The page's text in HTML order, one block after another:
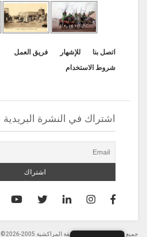
اتصل بنا للإشهار
فريق العمل
شروط الاستخدام
اشتراك في النشرة البريدية
جميع